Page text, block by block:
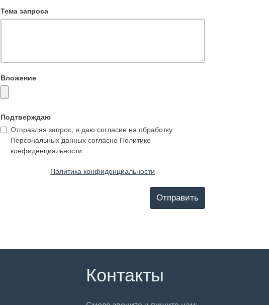
Тема запроса
Вложение
Подтверждаю
Отправляя запрос, я даю согласие на обработку
Персональных данных согласно Политике
конфиденциальности
Политика конфиденциальности
Отправить
Контакты